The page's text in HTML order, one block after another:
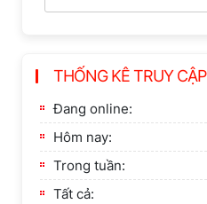
THỐNG KÊ TRUY CẬP
Đang online:
Hôm nay:
Trong tuần:
Tất cả: